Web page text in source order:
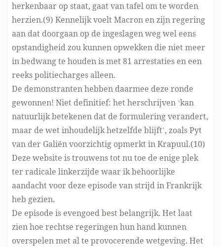
herkenbaar op staat, gaat van tafel om te worden
herzien.(9) Kennelijk voelt Macron en zijn regering
aan dat doorgaan op de ingeslagen weg wel eens
opstandigheid zou kunnen opwekken die niet meer
in bedwang te houden is met 81 arrestaties en een
reeks politiecharges alleen.
De demonstranten hebben daarmee deze ronde
gewonnen! Niet definitief: het herschrijven ‘kan
natuurlijk betekenen dat de formulering verandert,
maar de wet inhoudelijk hetzelfde blijft’, zoals Pyt
van der Galiën voorzichtig opmerkt in Krapuul.(10)
Deze website is trouwens tot nu toe de enige plek
ter radicale linkerzijde waar ik behoorlijke
aandacht voor deze episode van strijd in Frankrijk
heb gezien.
De episode is evengoed best belangrijk. Het laat
zien hoe rechtse regeringen hun hand kunnen
overspelen met al te provocerende wetgeving. Het